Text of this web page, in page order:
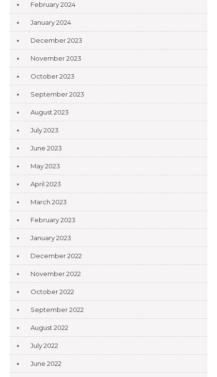
February 2024
January 2024
December 2023
November 2023
October 2023
September 2023
August 2023
July 2023
June 2023
May 2023
April 2023
March 2023
February 2023
January 2023
December 2022
November 2022
October 2022
September 2022
August 2022
July 2022
June 2022